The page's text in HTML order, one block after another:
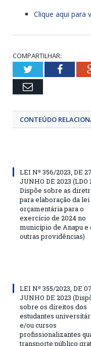
Clique aqui para
COMPARTILHAR:
Twitter
Email
CONTEÚDO
LEI Nº 356/2023, DE
JUNHO DE 2023 (LDO
Dispõe sobre as
para elaboração da lei
orçamentária para o
exercício de 2024 no
município de Anapu e
outras providências)
LEI Nº 355/2023, DE
JUNHO DE 2023
sobre os direitos dos
estudantes
e/ou cursos
profissionalizantes
transporte público